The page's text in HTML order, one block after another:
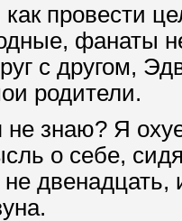
провести
фанаты
с другом,
родители.
знаю? Я
о себе,